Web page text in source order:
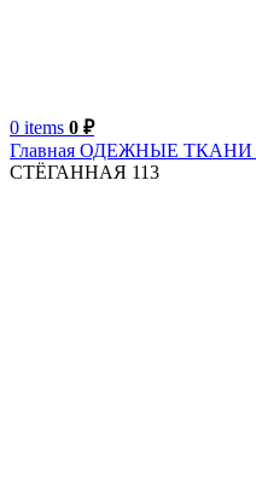
0 items 0 ₽
Главная ОДЕЖНЫЕ ТКАНИ
СТЁГАННАЯ 113